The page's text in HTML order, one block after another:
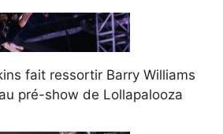
fait ressortir Barry Williams
pré-show de Lollapalooza